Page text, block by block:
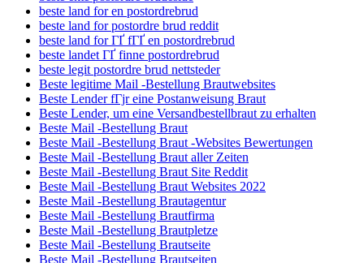
beste land for en postordrebrud
beste land for postordre brud reddit
beste land for ГҐ fГҐ en postordrebrud
beste landet ГҐ finne postordrebrud
beste legit postordre brud nettsteder
Beste legitime Mail -Bestellung Brautwebsites
Beste Lender fГјr eine Postanweisung Braut
Beste Lender, um eine Versandbestellbraut zu erhalten
Beste Mail -Bestellung Braut
Beste Mail -Bestellung Braut -Websites Bewertungen
Beste Mail -Bestellung Braut aller Zeiten
Beste Mail -Bestellung Braut Site Reddit
Beste Mail -Bestellung Braut Websites 2022
Beste Mail -Bestellung Brautagentur
Beste Mail -Bestellung Brautfirma
Beste Mail -Bestellung Brautpletze
Beste Mail -Bestellung Brautseite
Beste Mail -Bestellung Brautseiten